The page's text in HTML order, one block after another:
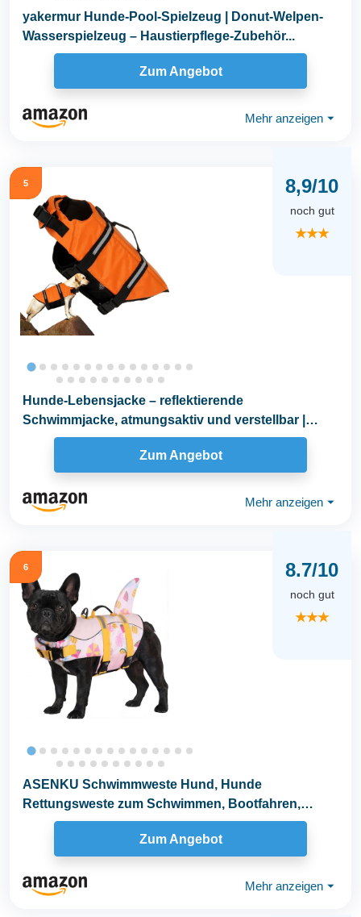
yakermur Hunde-Pool-Spielzeug | Donut-Welpen-
Wasserspielzeug – Haustierpflege-Zubehör...
Zum Angebot
Mehr anzeigen ⏷
5 8,9/10
noch gut
★★★
Hunde-Lebensjacke – reflektierende
Schwimmjacke, atmungsaktiv und verstellbar |
Wasserweste für...
Zum Angebot
Mehr anzeigen ⏷
6 8.7/10
noch gut
★★★
ASENKU Schwimmweste Hund, Hunde
Rettungsweste zum Schwimmen, Bootfahren,
Hunde Hai Schwimmwesten...
Zum Angebot
Mehr anzeigen ⏷